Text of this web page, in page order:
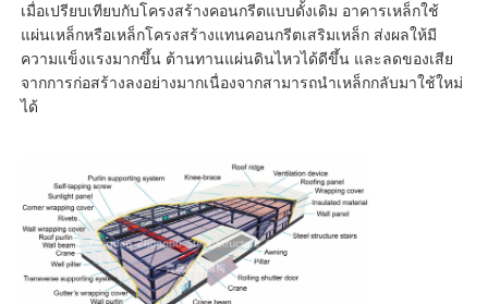
ติดต่อเรา
ขออ้าง
อาคารโครงสร้างเหล็ก
การประชุมเชิงปฏิบัติการโครงสร้างเหล็ก
เมื่อเปรียบเทียบกับโครงสร้างคอนกรีตแบบดั้งเดิม อาคารเหล็กใช้
แผ่นเหล็กหรือเหล็กโครงสร้างแทนคอนกรีตเสริมเหล็ก ส่งผลให้มี
ความแข็งแรงมากขึ้น ต้านทานแผ่นดินไหวได้ดีขึ้น และลดของเสีย
จากการก่อสร้างลงอย่างมากเนื่องจากสามารถนำเหล็กกลับมาใช้ใหม่
ได้